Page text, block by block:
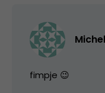
Michel
fimpje 😉